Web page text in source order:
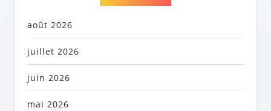
août 2026
juillet 2026
juin 2026
mai 2026